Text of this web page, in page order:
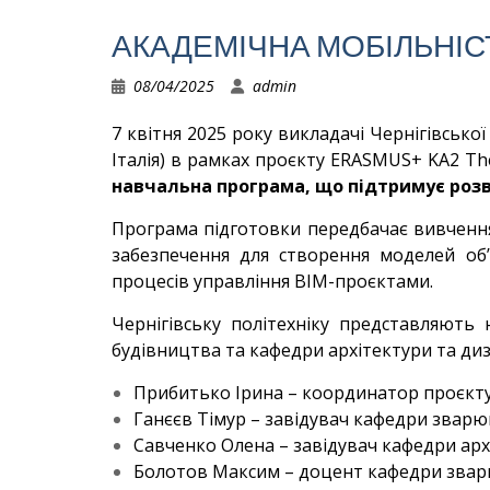
АКАДЕМІЧНА
08/04/2025 admin
7 квітня 2025 року викладачі
Італія) в рамках проєкту ERASMUS+ KA2
навчальна програма, що підтримує
Програма підготовки передбачає
забезпечення для створення моделей
процесів управління BIM-проєктами.
Чернігівську політехніку
будівництва та кафедри архітектури та
Прибитько Ірина – координатор
Ганєєв Тімур – завідувач кафедри
Савченко Олена – завідувач кафедри
Болотов Максим – доцент кафедри